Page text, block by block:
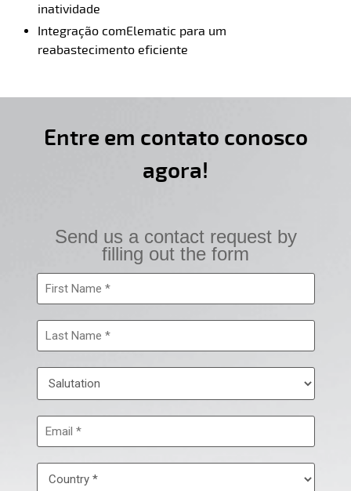
inatividade
Integração comElematic para um
reabastecimento eficiente
Entre em contato conosco
agora!